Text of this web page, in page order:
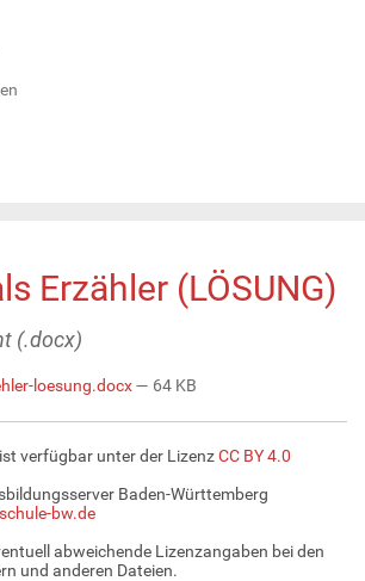
Erzähler (LÖSUNG)
(.docx)
loesung.docx— 64 KB
verfügbar unter der LizenzCC BY 4.0
Baden-Württemberg
bw.de
abweichende Lizenzangaben bei den
und anderen Dateien.